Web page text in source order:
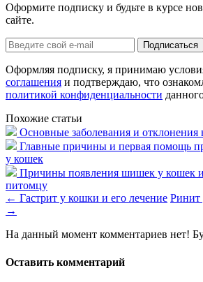
Оформите подписку и будьте в курсе
сайте.
Оформляя подписку, я принимаю
соглашения и подтверждаю, что
политикой конфиденциальности
Похожие статьи
Основные заболевания и отклонения
Главные причины и первая помощь
у кошек
Причины появления шишек у кошек
питомцу
← Гастрит у кошки и его лечение Ринит
→
На данный момент комментариев нет!
Оставить комментарий